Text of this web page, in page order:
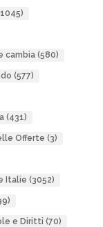
cambia(580)
(577)
(431)
Offerte (3)
Italie (3052)
e Diritti (70)